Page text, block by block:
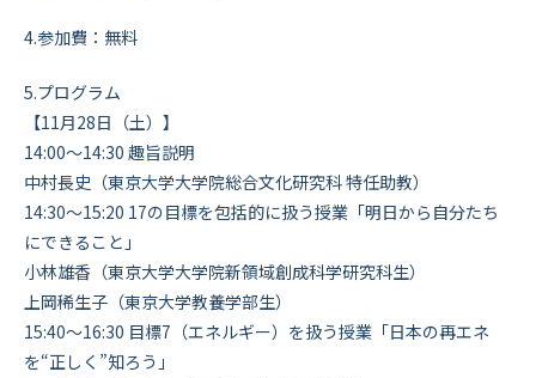
4.参加費：無料
5.プログラム
【11月28日（土）】
14:00～14:30 趣旨説明
中村長史（東京大学大学院総合文化研究科 特任助教）
14:30～15:20 17の目標を包括的に扱う授業「明日から自分たち
にできること」
小林雄香（東京大学大学院新領域創成科学研究科生）
上岡稀生子（東京大学教養学部生）
15:40～16:30 目標7（エネルギー）を扱う授業「日本の再エネ
を“正しく”知ろう」